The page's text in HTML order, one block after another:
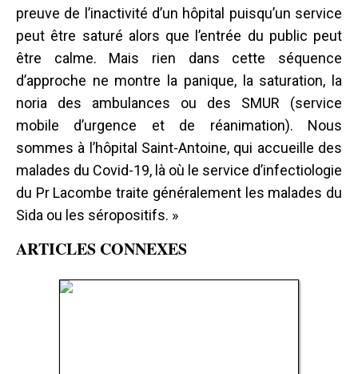
preuve de l’inactivité d’un hôpital puisqu’un service
peut être saturé alors que l’entrée du public peut
être calme. Mais rien dans cette séquence
d’approche ne montre la panique, la saturation, la
noria des ambulances ou des SMUR (service
mobile d’urgence et de réanimation). Nous
sommes à l’hôpital Saint-Antoine, qui accueille des
malades du Covid-19, là où le service d’infectiologie
du Pr Lacombe traite généralement les malades du
Sida ou les séropositifs. »
ARTICLES CONNEXES